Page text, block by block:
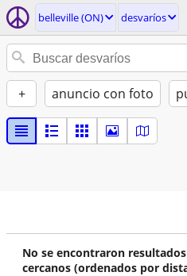
belleville (ON) desvaríos
+ anuncio con foto
No se encontraron
cercanos (ordenados por